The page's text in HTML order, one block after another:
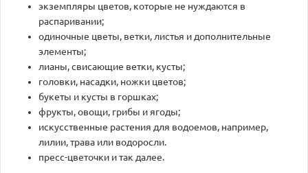
экземпляры цветов, которые не нуждаются в
распаривании;
одиночные цветы, ветки, листья и дополнительные
элементы;
лианы, свисающие ветки, кусты;
головки, насадки, ножки цветов;
букеты и кусты в горшках;
фрукты, овощи, грибы и ягоды;
искусственные растения для водоемов, например,
лилии, трава или водоросли.
пресс-цветочки и так далее.